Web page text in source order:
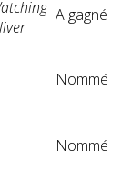
A gagné
Nommé
Nommé